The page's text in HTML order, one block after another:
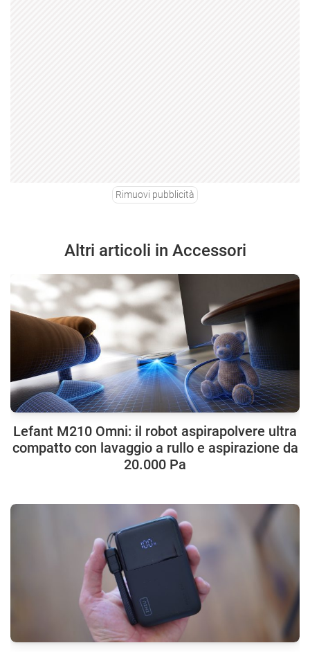
Rimuovi pubblicità
Altri articoli in Accessori
Lefant M210 Omni: il robot aspirapolvere ultra
compatto con lavaggio a rullo e aspirazione da
20.000 Pa